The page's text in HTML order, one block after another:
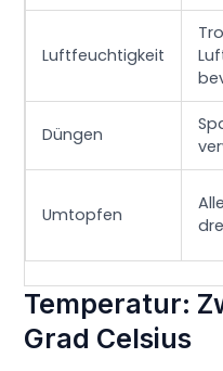
Luftfeuchtigkeit
Düngen
Umtopfen
Temperatur:
Grad Celsius